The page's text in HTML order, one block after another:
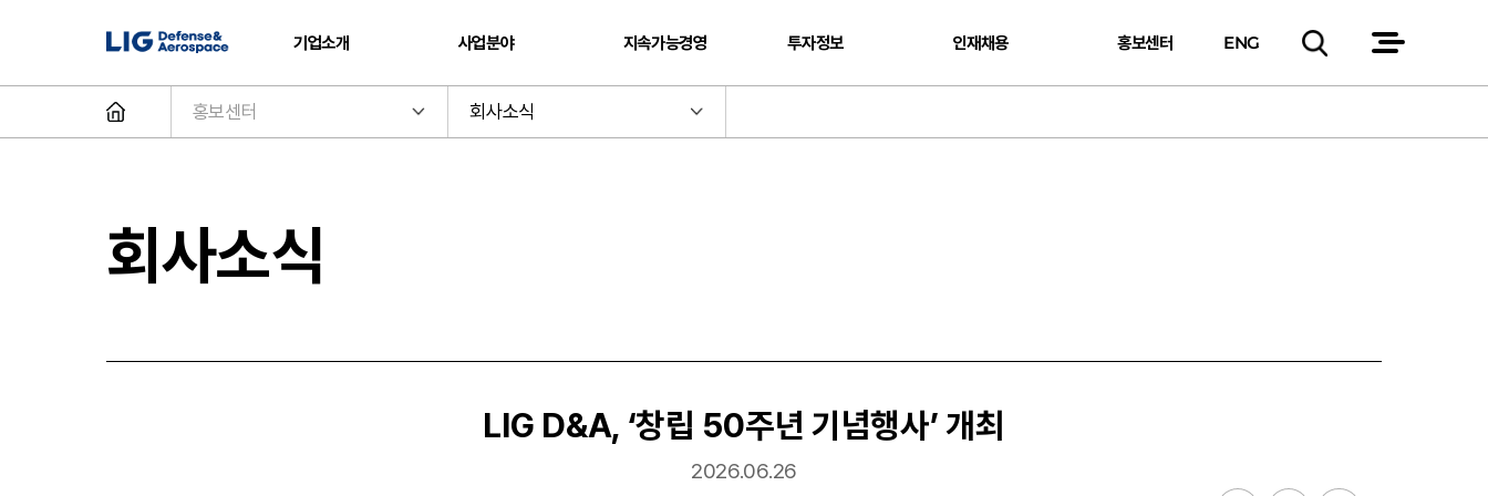
기업소개 사업분야 지속가능경영 투자정보 인재채용 홍보센터 ENG
홍보센터 회사소식
회사소식
LIG D&A, ‘창립 50주년 기념행사’ 개최
2026.06.26